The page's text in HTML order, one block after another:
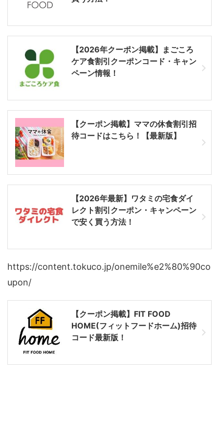
【2026年クーポン掲載】まごころ
ケア食割引クーポンコード・キャン
ペーン情報！
【クーポン掲載】ママの休食割引招
待コードはこちら！【最新版】
【2026年最新】ワタミの宅食ダイ
レクト割引クーポン・キャンペーン
で安く買う方法！
https://content.tokuco.jp/onemile%e2%80%90co
upon/
【クーポン掲載】FIT FOOD
HOME(フィットフードホーム)招待
コード最新版！